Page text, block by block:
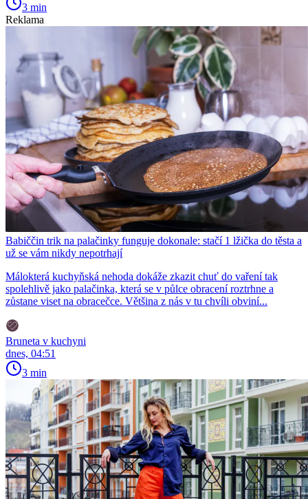
3 min
Reklama
Babiččin trik na palačinky funguje dokonale: stačí 1 lžička do těsta a
už se vám nikdy nepotrhají
Málokterá kuchyňská nehoda dokáže zkazit chuť do vaření tak
spolehlivě jako palačinka, která se v půlce obracení roztrhne a
zůstane viset na obracečce. Většina z nás v tu chvíli obviní...
Bruneta v kuchyni
dnes, 04:51
3 min